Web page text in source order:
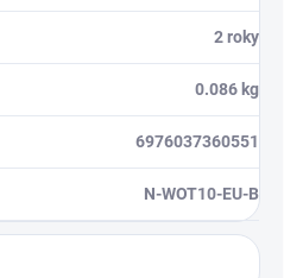
2 roky
0.086 kg
6976037360551
N-WOT10-EU-B